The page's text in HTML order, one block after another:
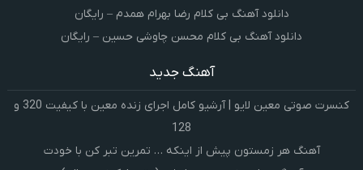
دانلود آهنگ بی کلام رضا بهرام همدم – رایگان
دانلود آهنگ بی کلام محسن چاوشی حسین – رایگان
آهنگ جدید
کنسرت صوتی معین لایو | آرشیو کامل اجرای زنده معین با کیفیت 320 و
128
آهنگ هر زمستون پیش از اینکه … تمرین تبر کن با خودت